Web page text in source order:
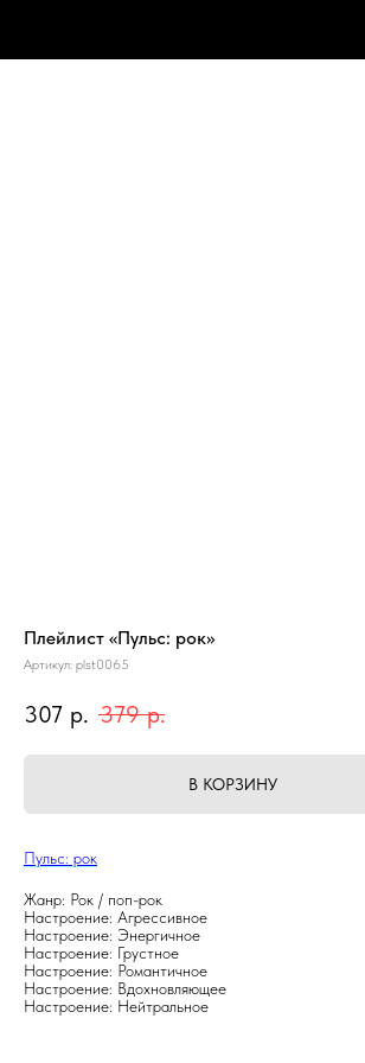
Плейлист «Пульс: рок»
Артикул: plst0065
307 р. 379 р.
В КОРЗИНУ
Пульс: рок
Жанр: Рок / поп-рок
Настроение: Агрессивное
Настроение: Энергичное
Настроение: Грустное
Настроение: Романтичное
Настроение: Вдохновляющее
Настроение: Нейтральное